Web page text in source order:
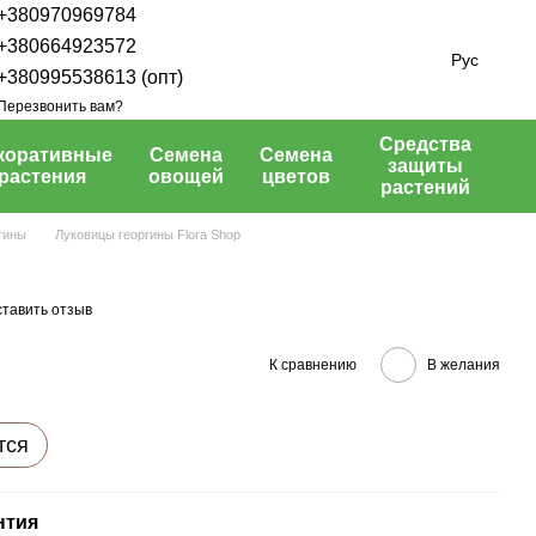
(опт)
вам?
Рус
растения
Семена
овощей
Семена
цветов
Средства
защиты
растений
Луковицы георгины Flora Shop
отзыв
К сравнению В желания